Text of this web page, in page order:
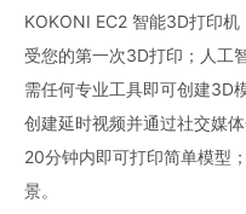
KOKONI EC2 智能3D打印
受您的第一次3D打印；人工
需任何专业工具即可创建3D
创建延时视频并通过社交媒
20分钟内即可打印简单模型
景。